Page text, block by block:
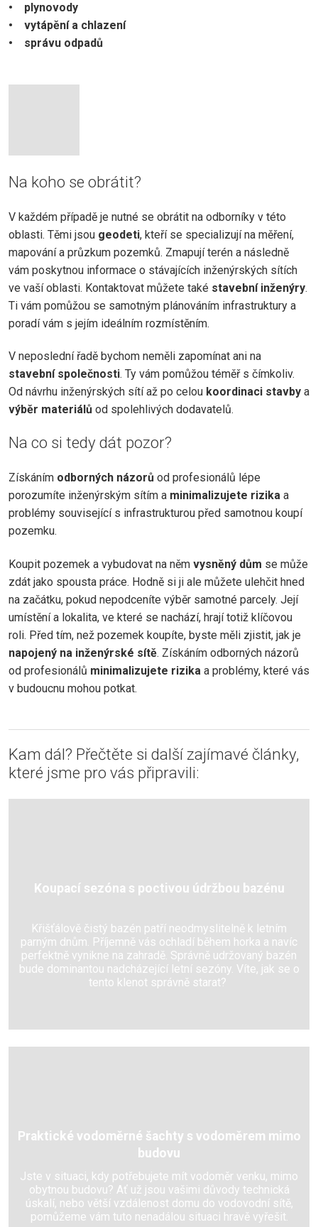
• plynovody
• vytápění a chlazení
• správu odpadů
Na koho se obrátit?
V každém případě je nutné se obrátit na odborníky v této
oblasti. Těmi jsou geodeti, kteří se specializují na měření,
mapování a průzkum pozemků. Zmapují terén a následně
vám poskytnou informace o stávajících inženýrských sítích
ve vaší oblasti. Kontaktovat můžete také stavební inženýry.
Ti vám pomůžou se samotným plánováním infrastruktury a
poradí vám s jejím ideálním rozmístěním.
V neposlední řadě bychom neměli zapomínat ani na
stavební společnosti. Ty vám pomůžou téměř s čímkoliv.
Od návrhu inženýrských sítí až po celou koordinaci stavby a
výběr materiálů od spolehlivých dodavatelů.
Na co si tedy dát pozor?
Získáním odborných názorů od profesionálů lépe
porozumíte inženýrským sítím a minimalizujete rizika a
problémy související s infrastrukturou před samotnou koupí
pozemku.
Koupit pozemek a vybudovat na něm vysněný dům se může
zdát jako spousta práce. Hodně si ji ale můžete ulehčit hned
na začátku, pokud nepodceníte výběr samotné parcely. Její
umístění a lokalita, ve které se nachází, hrají totiž klíčovou
roli. Před tím, než pozemek koupíte, byste měli zjistit, jak je
napojený na inženýrské sítě. Získáním odborných názorů
od profesionálů minimalizujete rizika a problémy, které vás
v budoucnu mohou potkat.
Kam dál? Přečtěte si další zajímavé články,
které jsme pro vás připravili:
Koupací sezóna s poctivou údržbou bazénu
Křišťálově čistý bazén patří neodmyslitelně k letním
parným dnům. Příjemně vás ochladí během horka a navíc
perfektně vynikne na zahradě. Správně udržovaný bazén
bude dominantou nadcházející letní sezóny. Víte, jak se o
tento klenot správně starat?
Praktické vodoměrné šachty s vodoměrem mimo
budovu
Jste v situaci, kdy potřebujete mít vodoměr venku, mimo
obytnou budovu? Ať už jsou vašimi důvody technická
úskalí, nebo větší vzdálenost domu do vodovodní sítě,
pomůžeme vám tuto nenadálou situaci hravě vyřešit.